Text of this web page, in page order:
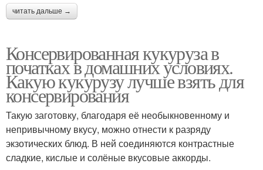
читать дальше →
Консервированная кукуруза в
початках в домашних условиях.
Какую кукурузу лучше взять для
консервирования
Такую заготовку, благодаря её необыкновенному и
непривычному вкусу, можно отнести к разряду
экзотических блюд. В ней соединяются контрастные
сладкие, кислые и солёные вкусовые аккорды.